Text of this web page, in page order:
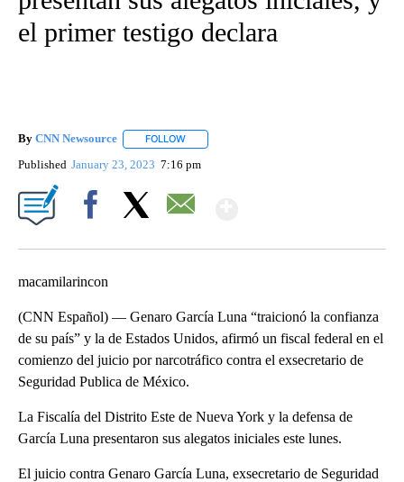
el primer testigo declara
By CNN Newsource FOLLOW
Published January 23, 2023 7:16 pm
macamilarincon
(CNN Español) –– Genaro García Luna “traicionó la confianza
de su país” y la de Estados Unidos, afirmó un fiscal federal en el
comienzo del juicio por narcotráfico contra el exsecretario de
Seguridad Publica de México.
La Fiscalía del Distrito Este de Nueva York y la defensa de
García Luna presentaron sus alegatos iniciales este lunes.
El juicio contra Genaro García Luna, exsecretario de Seguridad